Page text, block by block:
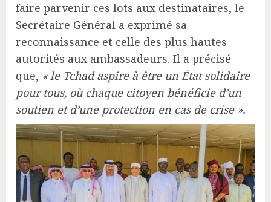
faire parvenir ces lots aux destinataires, le
Secrétaire Général a exprimé sa
reconnaissance et celle des plus hautes
autorités aux ambassadeurs. Il a précisé
que, « le Tchad aspire à être un État solidaire
pour tous, où chaque citoyen bénéficie d’un
soutien et d’une protection en cas de crise ».